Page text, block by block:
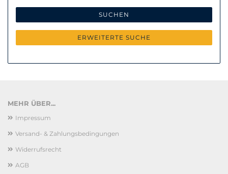
SUCHEN
ERWEITERTE SUCHE
MEHR ÜBER...
Impressum
Versand- & Zahlungsbedingungen
Widerrufsrecht
AGB